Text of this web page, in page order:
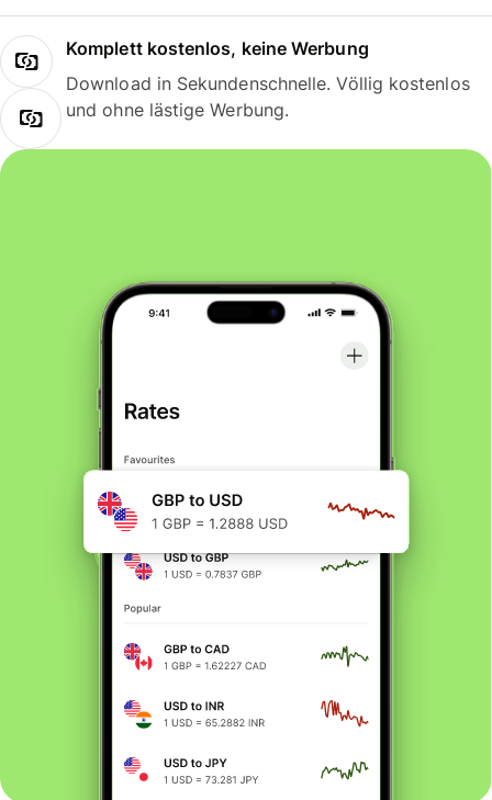
Komplett kostenlos, keine Werbung
Download in Sekundenschnelle. Völlig kostenlos
und ohne lästige Werbung.